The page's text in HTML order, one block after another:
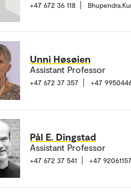
+47 672 36 118
Unni Høsøien
Assistant Professor
+47 672 37 357 +47
Pål E. Dingstad
Assistant Professor
+47 672 37 541 +47